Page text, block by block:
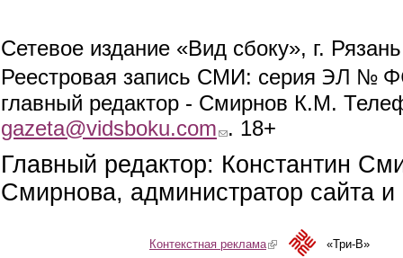
Сетевое издание «Вид сбоку», г.
Реестровая запись СМИ: серия ЭЛ №
главный редактор - Смирнов К.М.
gazeta@vidsboku.com (link sends e-mail)
. 18+
Главный редактор: Константин
Смирнова, администратор сайта
Контекстная реклама(link is external)«Три-В»